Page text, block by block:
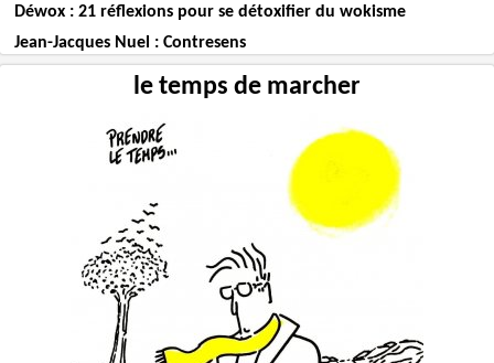
Déwox : 21 réflexions pour se détoxifier du wokisme
Jean-Jacques Nuel : Contresens
le temps de marcher